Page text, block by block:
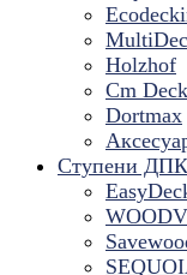
Holzhof
Cm
Dortmax
Ступени ДПК